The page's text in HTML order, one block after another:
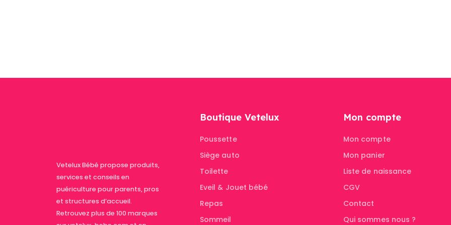
Vetelux Bébé propose produits,
services et conseils en
puériculture pour parents, pros
et structures d’accueil.
Retrouvez plus de 100 marques
Boutique Vetelux
Poussette
Siège auto
Toilette
Eveil & Jouet bébé
Repas
Sommeil
Mon compte
Mon compte
Mon panier
Liste de naissance
CGV
Contact
Qui sommes nous ?